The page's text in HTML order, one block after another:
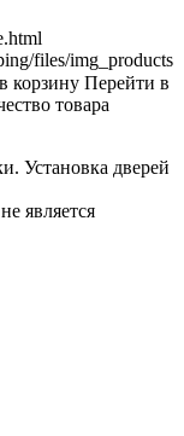
files/img_products
корзину Перейти в
товара
Установка дверей
является